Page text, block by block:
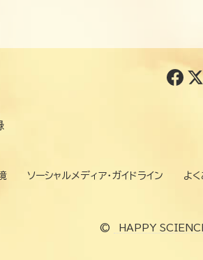
ソーシャルメディア・ガイドライン よ
© HAPPY